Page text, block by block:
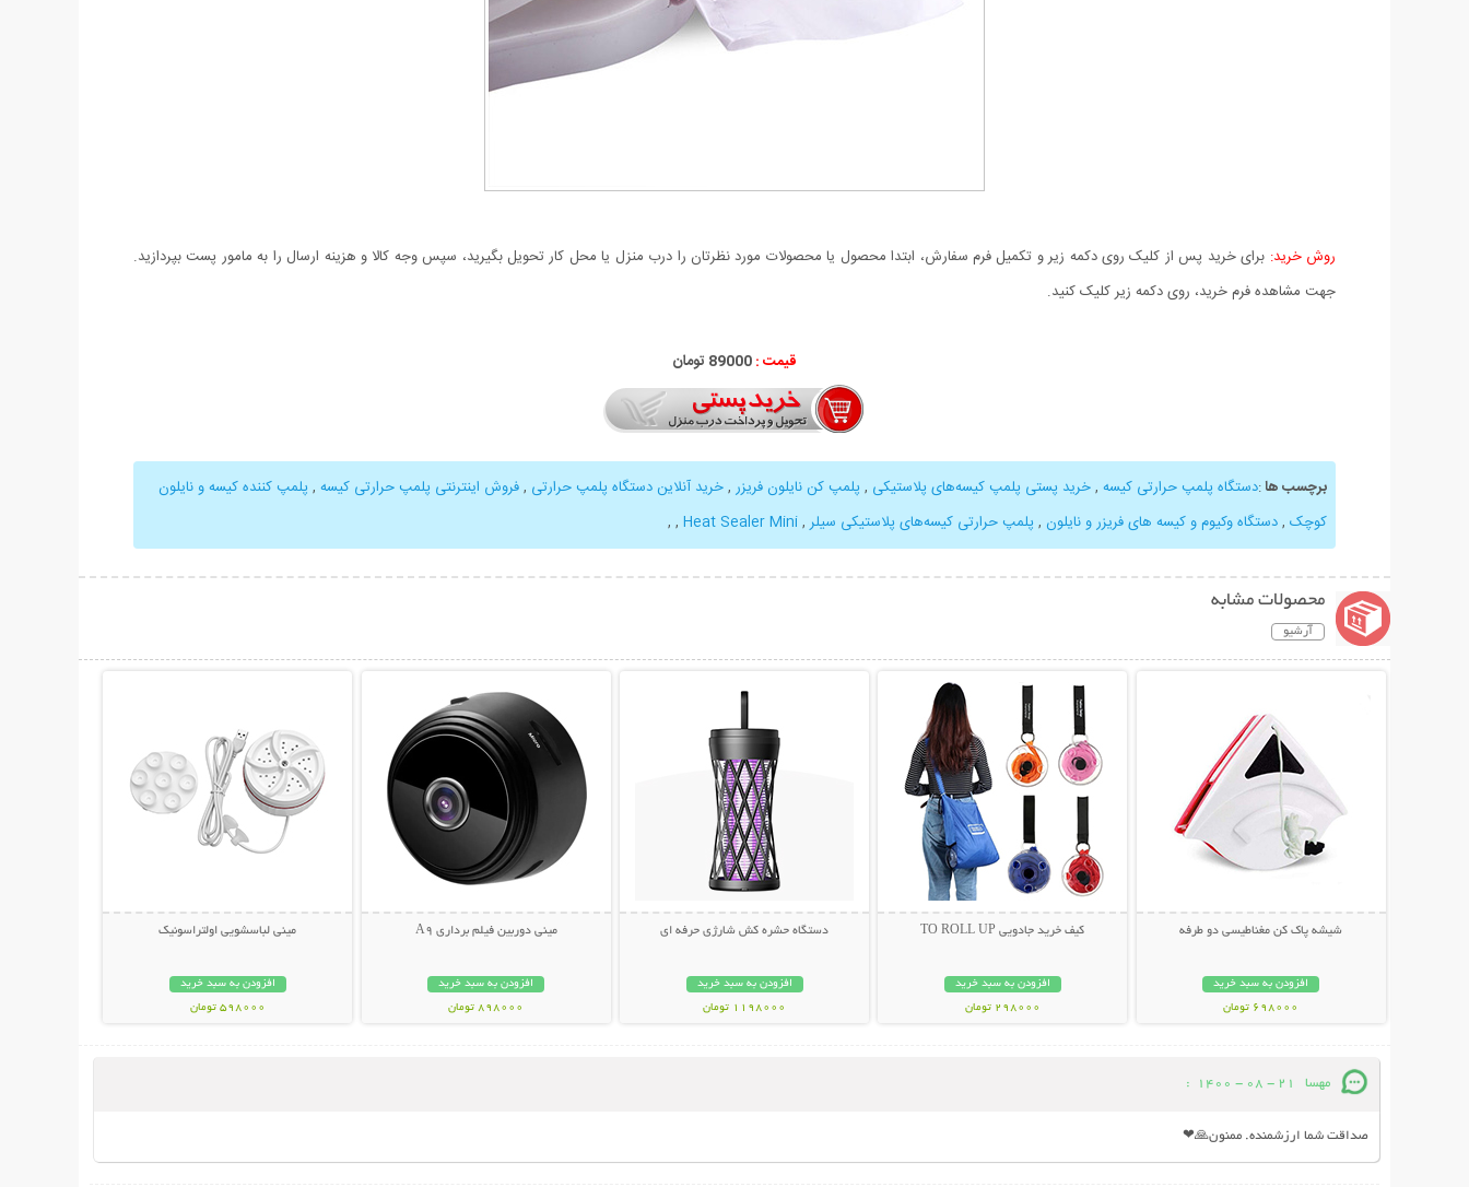
روش خرید: برای خرید پس از کلیک روی دکمه زیر و تکمیل فرم سفارش، ابتدا محصول یا محصولات مورد نظرتان را درب منزل یا محل کار تحویل بگیرید، سپس وجه کالا و هزینه ارسال را به مامور پست بپردازید.
جهت مشاهده فرم خرید، روی دکمه زیر کلیک کنید.
قیمت : 89000 تومان
برچسب ها:دستگاه پلمپ حرارتی کیسه ,خرید پستی پلمپ کیسه‌های پلاستیکی , پلمپ کن نایلون فریزر ,خرید آنلاین دستگاه پلمپ حرارتی ,فروش اینترنتی پلمپ حرارتی کیسه , پلمپ کننده کیسه و نایلون
کوچک ,دستگاه وکیوم و کیسه های فریزر و نایلون , پلمپ حرارتی کیسه‌های پلاستیکی سیلر ,
Heat Sealer Mini
,
,
محصولات مشابه
آرشیو
شیشه پاک کن مغناطیسی دو طرفه
افزودن به سبد خرید
698000 تومان
کیف خرید جادویی TO ROLL UP
افزودن به سبد خرید
298000 تومان
دستگاه حشره کش شارژی حرفه ای
افزودن به سبد خرید
1198000 تومان
مینی دوربین فیلم برداری A9
افزودن به سبد خرید
898000 تومان
مینی لباسشویی اولتراسونیک
افزودن به سبد خرید
598000 تومان
مهسا 21 - 08 - 1400
:
صداقت شما ارزشمنده. ممنون🙏❤